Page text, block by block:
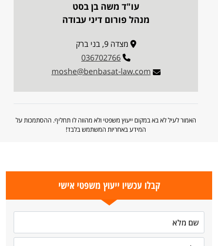
עו"ד משה בן בסט
מנהל פורום דיני עבודה
מצדה 9, בני ברק
036702766
moshe@benbasat-law.com
האמור לעיל לא בא במקום ייעוץ משפטי ולא מהווה לו תחליף. ההסתמכות על
המידע באחריות המשתמש בלבד!
קבלו עכשיו ייעוץ משפטי אישי